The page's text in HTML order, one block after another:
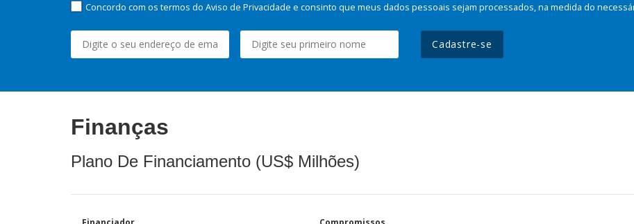
Concordo com os termos do Aviso de Privacidade e consinto que meus dados pessoais sejam processados, na medida do
Cadastre-se
Finanças
Plano De Financiamento (US$ Milhões)